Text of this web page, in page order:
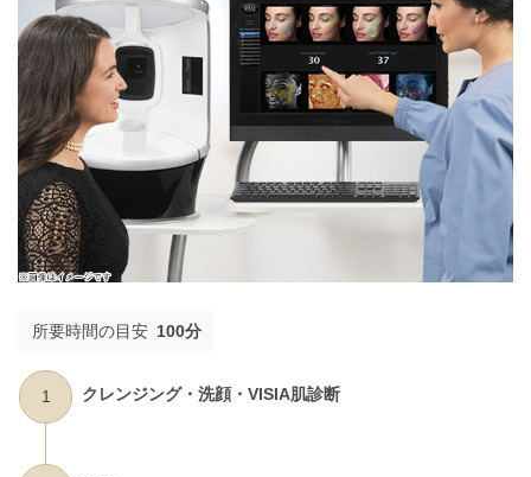
所要時間の目安 100分
1 クレンジング・洗顔・VISIA肌診断